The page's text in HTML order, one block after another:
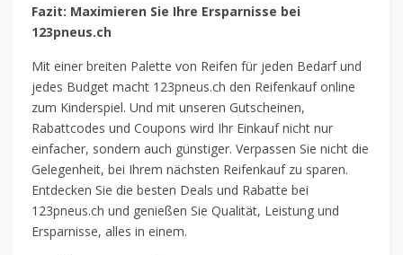
Fazit: Maximieren Sie Ihre Ersparnisse bei
123pneus.ch
Mit einer breiten Palette von Reifen für jeden Bedarf und
jedes Budget macht 123pneus.ch den Reifenkauf online
zum Kinderspiel. Und mit unseren Gutscheinen,
Rabattcodes und Coupons wird Ihr Einkauf nicht nur
einfacher, sondern auch günstiger. Verpassen Sie nicht die
Gelegenheit, bei Ihrem nächsten Reifenkauf zu sparen.
Entdecken Sie die besten Deals und Rabatte bei
123pneus.ch und genießen Sie Qualität, Leistung und
Ersparnisse, alles in einem.